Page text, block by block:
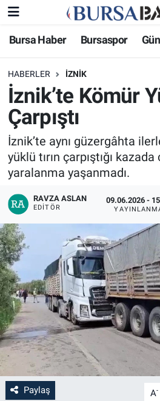
Bursa Haber Bursaspor
HABERLER İZNIK
İznik’te Kömür
Çarpıştı
İznik’te aynı güzergâhta
yüklü tırın çarpıştığı kazada
yaralanma yaşanmadı.
RAVZA ASLAN
EDITÖR
09.06.2026 -
Paylaş A-
Bursa Haber
Genel
Politika
Bilim, Teknoloji
KÜLTÜR-SANAT
Yerel
Gündem
Sağlık
Eğitim
Ekonomi
Dünya
Bursa Nöbetçi Eczaneler
Bursa Hava Durumu
Bursa Namaz Vakitleri
Bursa Trafik Yoğunluk
Süper Lig Puan Durumu ve
Tüm Manşetler
Son Dakika Haberleri
Haber Arşivi